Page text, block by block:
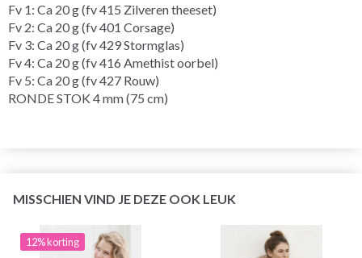
Fv 1: Ca 20 g (fv 415 Zilveren theeset)
Fv 2: Ca 20 g (fv 401 Corsage)
Fv 3: Ca 20 g (fv 429 Stormglas)
Fv 4: Ca 20 g (fv 416 Amethist oorbel)
Fv 5: Ca 20 g (fv 427 Rouw)
RONDE STOK 4 mm (75 cm)
MISSCHIEN VIND JE DEZE OOK LEUK
12% korting